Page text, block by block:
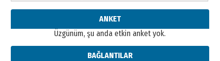
ANKET
Üzgünüm, şu anda etkin anket yok.
BAĞLANTILAR